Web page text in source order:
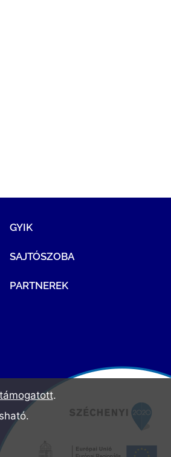
GYIK
SAJTÓSZOBA
PARTNEREK
.
.